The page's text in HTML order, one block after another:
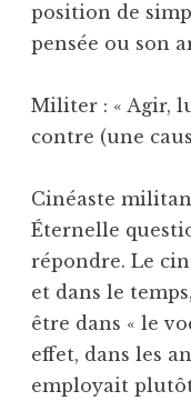
position de
pensée ou son
Militer : « Agir,
contre (une
Cinéaste
Éternelle
répondre. Le
et dans le
être dans « le
effet, dans les
employait